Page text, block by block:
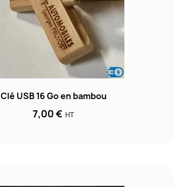
Clé USB 16 Go en bambou
7,00 € HT